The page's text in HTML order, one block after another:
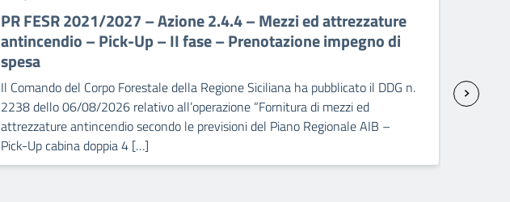
PR FESR 2021/2027 – Azione 2.4.4 – Mezzi ed attrezzature
antincendio – Pick-Up – II fase – Prenotazione impegno di
spesa
Il Comando del Corpo Forestale della Regione Siciliana ha pubblicato il DDG n.
2238 dello 06/08/2026 relativo all’operazione “Fornitura di mezzi ed
attrezzature antincendio secondo le previsioni del Piano Regionale AIB –
Pick-Up cabina doppia 4 […]